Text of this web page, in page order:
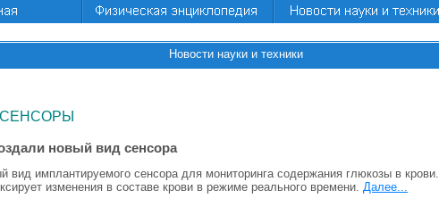
Новости науки и техники
новый вид сенсора
вид имплантируемого сенсора для мониторинга содержания глюкозы в крови.
изменения в составе крови в режиме реального времени. Далее...